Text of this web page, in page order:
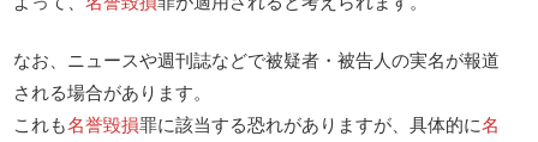
なお、ニュースや週刊誌などで被疑者・被告人の実名が報道
される場合があります。
これも名誉毀損罪に該当する恐れがありますが、具体的に名